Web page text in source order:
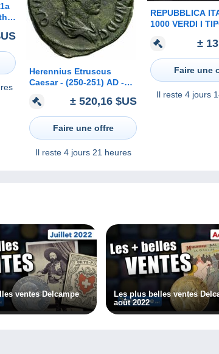
Herennius Etruscus
Caesar - (250-251) AD -
ROME - RIC 173. - R1 -
SUPER!
± 520,16 $US
Faire une offre
Il reste 4 jours 21 heures
REPUBBLICA
1000 VERDI I TIPO
±
Faire une
Il reste 4 jours
ventes Delcampe
Les plus belles ventes
août 2022